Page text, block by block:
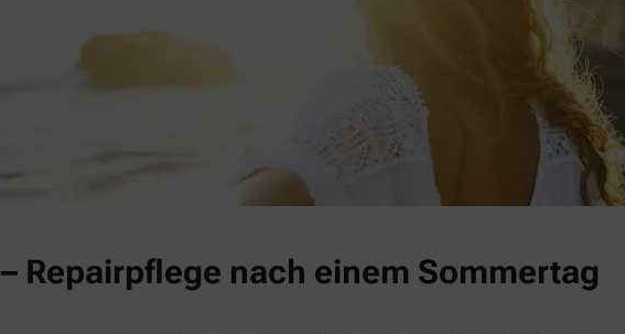
Repairpflege nach einem Sommertag